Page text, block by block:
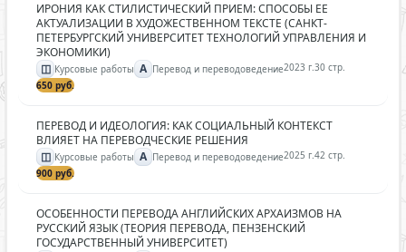
ИРОНИЯ КАК СТИЛИСТИЧЕСКИЙ ПРИЕМ: СПОСОБЫ ЕЕ
АКТУАЛИЗАЦИИ В ХУДОЖЕСТВЕННОМ ТЕКСТЕ (САНКТ-
ПЕТЕРБУРГСКИЙ УНИВЕРСИТЕТ ТЕХНОЛОГИЙ УПРАВЛЕНИЯ И
ЭКОНОМИКИ)
◫ Курсовые работы A Перевод и переводоведение2023 г.30 стр.
650 руб.
ПЕРЕВОД И ИДЕОЛОГИЯ: КАК СОЦИАЛЬНЫЙ КОНТЕКСТ
ВЛИЯЕТ НА ПЕРЕВОДЧЕСКИЕ РЕШЕНИЯ
◫ Курсовые работы A Перевод и переводоведение2025 г.42 стр.
900 руб.
ОСОБЕННОСТИ ПЕРЕВОДА АНГЛИЙСКИХ АРХАИЗМОВ НА
РУССКИЙ ЯЗЫК (ТЕОРИЯ ПЕРЕВОДА, ПЕНЗЕНСКИЙ
ГОСУДАРСТВЕННЫЙ УНИВЕРСИТЕТ)